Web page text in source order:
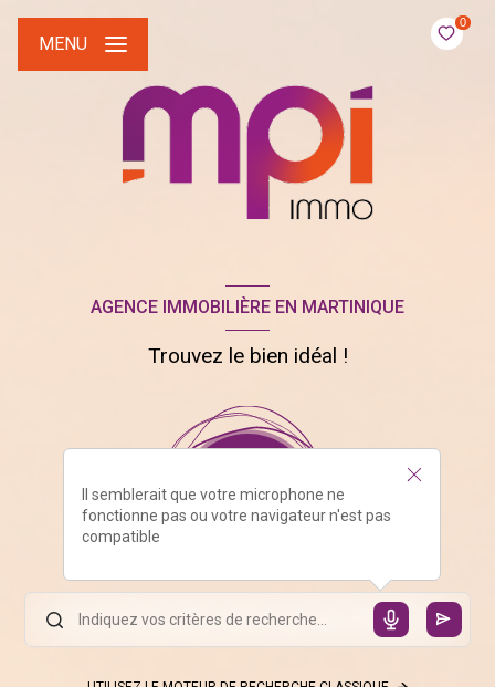
0
MENU
AGENCE IMMOBILIÈRE EN MARTINIQUE
Trouvez le bien idéal !
Il semblerait que votre microphone ne
fonctionne pas ou votre navigateur n'est pas
compatible